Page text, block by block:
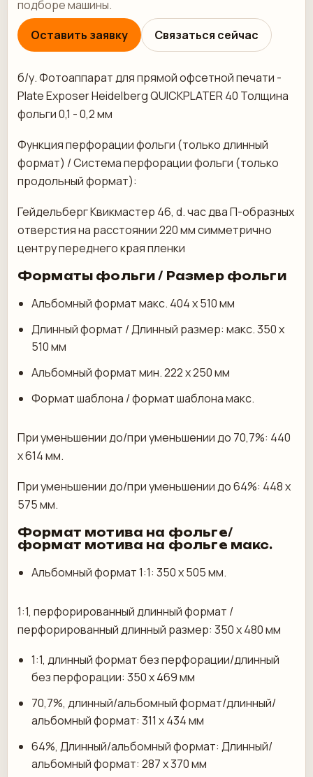
подборе машины.
Оставить заявку
Связаться сейчас
б/у. Фотоаппарат для прямой офсетной печати -
Plate Exposer Heidelberg QUICKPLATER 40 Толщина
фольги 0,1 - 0,2 мм
Функция перфорации фольги (только длинный
формат) / Система перфорации фольги (только
продольный формат):
Гейдельберг Квикмастер 46, d. час два П-образных
отверстия на расстоянии 220 мм симметрично
центру переднего края пленки
Форматы фольги / Размер фольги
Альбомный формат макс. 404 х 510 мм
Длинный формат / Длинный размер: макс. 350 х
510 мм
Альбомный формат мин. 222 х 250 мм
Формат шаблона / формат шаблона макс.
При уменьшении до/при уменьшении до 70,7%: 440
x 614 мм.
При уменьшении до/при уменьшении до 64%: 448 x
575 мм.
Формат мотива на фольге/
формат мотива на фольге макс.
Альбомный формат 1:1: 350 x 505 мм.
1:1, перфорированный длинный формат /
перфорированный длинный размер: 350 x 480 мм
1:1, длинный формат без перфорации/длинный
без перфорации: 350 x 469 мм
70,7%, длинный/альбомный формат/длинный/
альбомный формат: 311 x 434 мм
64%, Длинный/альбомный формат: Длинный/
альбомный формат: 287 x 370 мм